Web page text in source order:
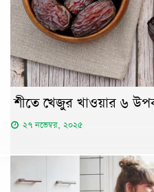
শীতে খেজুর খাওয়ার ৬
২৭ নভেম্বর, ২০২৫